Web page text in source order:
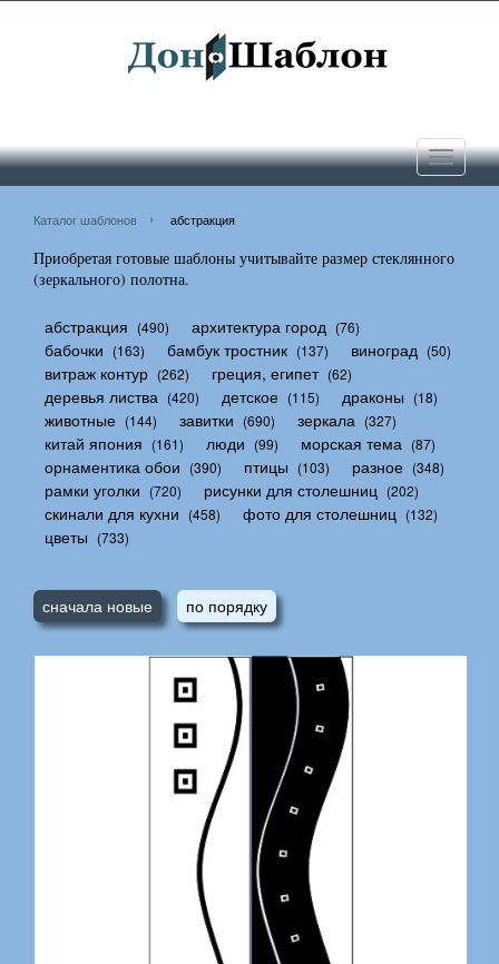
Toggle
Каталог шаблонов абстракция
Приобретая готовые шаблоны учитывайте размер стеклянного
(зеркального) полотна.
абстракция (490) архитектура город (76)
бабочки (163) бамбук тростник (137) виноград (50)
витраж контур (262) греция, египет (62)
деревья листва (420) детское (115) драконы (18)
животные (144) завитки (690) зеркала (327)
китай япония (161) люди (99) морская тема (87)
орнаментика обои (390) птицы (103) разное (348)
рамки уголки (720) рисунки для столешниц (202)
скинали для кухни (458) фото для столешниц (132)
цветы (733)
сначала новые по порядку